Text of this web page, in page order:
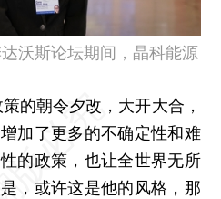
沃斯论坛期间，晶科能源
策的朝令夕改，大开大合，
加了更多的不确定性和难
的政策，也让全世界无所
，或许这是他的风格，那